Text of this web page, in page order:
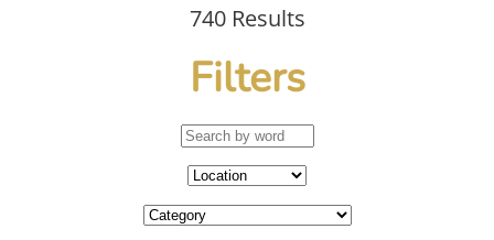
740 Results
Filters